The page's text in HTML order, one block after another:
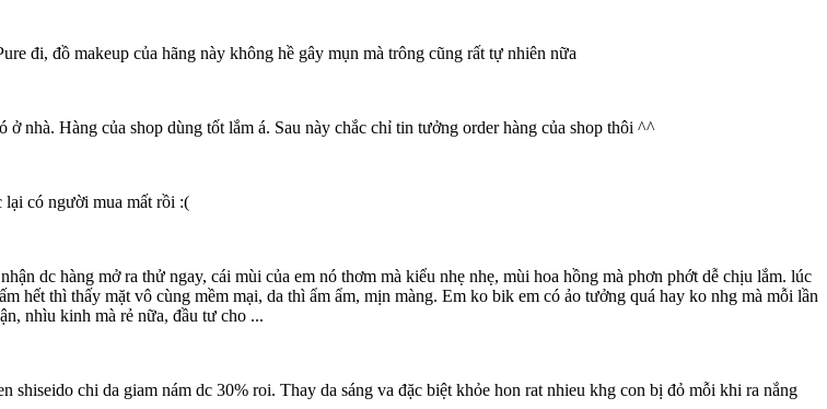
đi, đồ makeup của hãng này không hề gây mụn mà trông cũng rất tự nhiên nữa
nhà. Hàng của shop dùng tốt lắm á. Sau này chắc chỉ tin tưởng order hàng của shop thôi ^^
lại có người mua mất rồi :(
dc hàng mở ra thử ngay, cái mùi của em nó thơm mà kiểu nhẹ nhẹ, mùi hoa hồng mà phơn phớt dễ chịu lắm. lúc
hết thì thấy mặt vô cùng mềm mại, da thì ẩm ẩm, mịn màng. Em ko bik em có ảo tưởng quá hay ko nhg mà mỗi lần
nhìu kinh mà rẻ nữa, đầu tư cho ...
chi da giam nám dc 30% roi. Thay da sáng va đặc biệt khỏe hon rat nhieu khg con bị đỏ mỗi khi ra nắng